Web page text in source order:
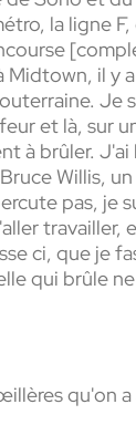
la ligne
Midtown, il y
Je
et là, sur
à brûler. J'ai
Willis,
pas, je
travailler,
ci, que je
qui brûle
qu'on a